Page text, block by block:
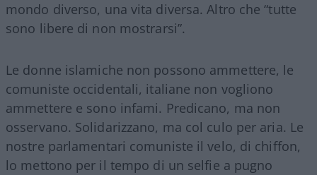
mondo diverso, una vita diversa. Altro che “tutte
sono libere di non mostrarsi”.
Le donne islamiche non possono ammettere, le
comuniste occidentali, italiane non vogliono
ammettere e sono infami. Predicano, ma non
osservano. Solidarizzano, ma col culo per aria. Le
nostre parlamentari comuniste il velo, di chiffon,
lo mettono per il tempo di un selfie a pugno